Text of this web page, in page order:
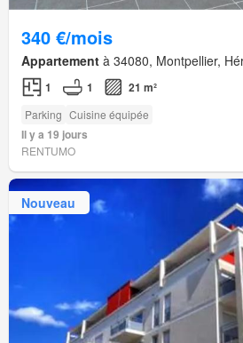
340 €/mois
Appartement à 34080, Montpellier,
1 1 21 m²
Parking Cuisine équipée
Il y a 19 jours
RENTUMO
Nouveau